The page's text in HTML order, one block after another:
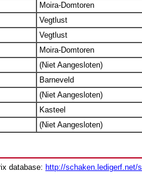
Moira-Domtoren
Vegtlust
Vegtlust
Moira-Domtoren
(Niet Aangesloten)
Barneveld
(Niet Aangesloten)
Kasteel
(Niet Aangesloten)
database: http://schaken.ledigerf.net/